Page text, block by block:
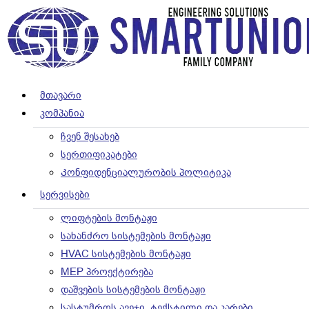
Მთავარი
Კომპანია
ჩვენ შესახებ
სერთიფიკატები
Კონფიდენციალურობის პოლიტიკა
Სერვისები
ლიფტების მონტაჟი
სახანძრო სისტემების მონტაჟი
HVAC სისტემების მონტაჟი
MEP პროექტირება
დაშვების სისტემების მონტაჟი